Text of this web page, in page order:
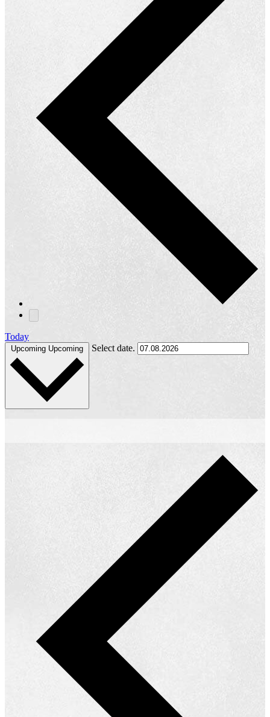
Today
Upcoming Upcoming Select date.